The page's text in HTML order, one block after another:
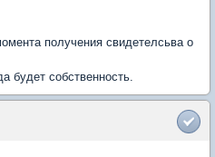
получения свидетелсьва о
будет собственность.